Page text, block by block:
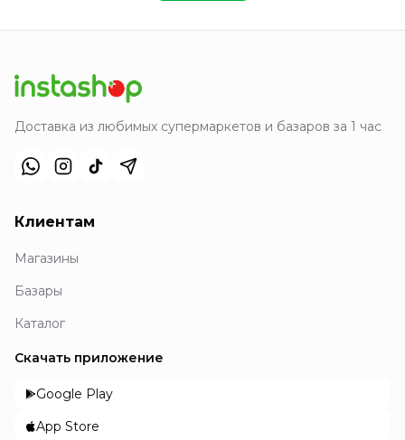
Доставка из любимых супермаркетов и базаров за 1 час
Клиентам
Магазины
Базары
Каталог
Скачать приложение
Google Play
App Store